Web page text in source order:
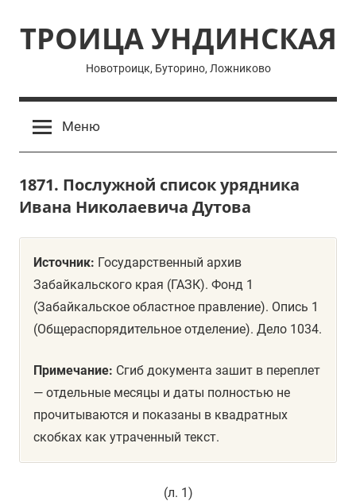
содержимому
ТРОИЦА УНДИНСКАЯ
Новотроицк, Буторино, Ложниково
Меню
1871. Послужной список урядника
Ивана Николаевича Дутова
Источник: Государственный архив
Забайкальского края (ГАЗК). Фонд 1
(Забайкальское областное правление). Опись 1
(Общераспорядительное отделение). Дело 1034.
Примечание: Сгиб документа зашит в переплет
— отдельные месяцы и даты полностью не
прочитываются и показаны в квадратных
скобках как утраченный текст.
(л. 1)